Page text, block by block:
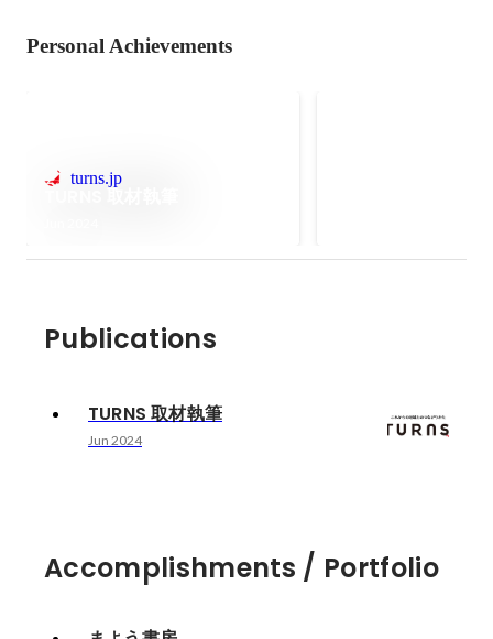
Personal Achievements
turns.jp
えるためのイベント
Publications
TURNS 取材執筆
Jun 2024
Accomplishments / Portfolio